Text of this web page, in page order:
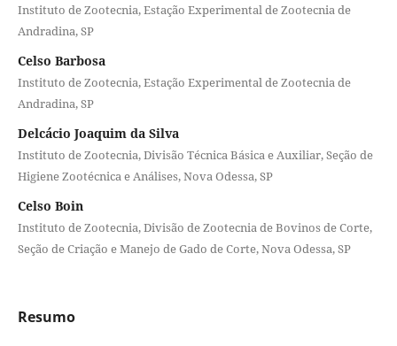
Instituto de Zootecnia, Estação Experimental de Zootecnia de
Andradina, SP
Celso Barbosa
Instituto de Zootecnia, Estação Experimental de Zootecnia de
Andradina, SP
Delcácio Joaquim da Silva
Instituto de Zootecnia, Divisão Técnica Básica e Auxiliar, Seção de
Higiene Zootécnica e Análises, Nova Odessa, SP
Celso Boin
Instituto de Zootecnia, Divisão de Zootecnia de Bovinos de Corte,
Seção de Criação e Manejo de Gado de Corte, Nova Odessa, SP
Resumo